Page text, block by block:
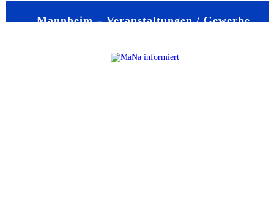
Mannheim – Veranstaltungen / Gewerbe